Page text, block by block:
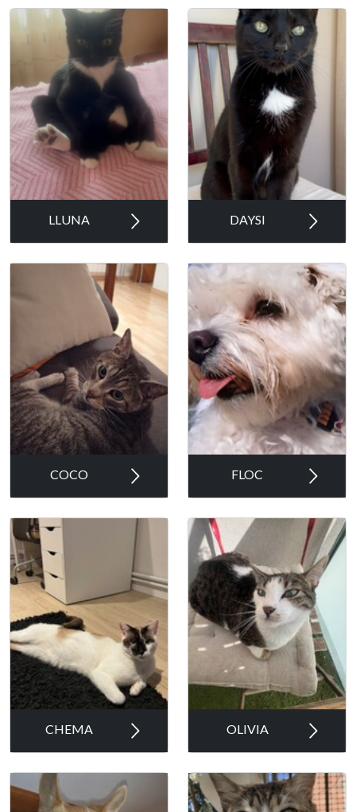
LLUNA DAYSI
COCO FLOC
CHEMA OLIVIA